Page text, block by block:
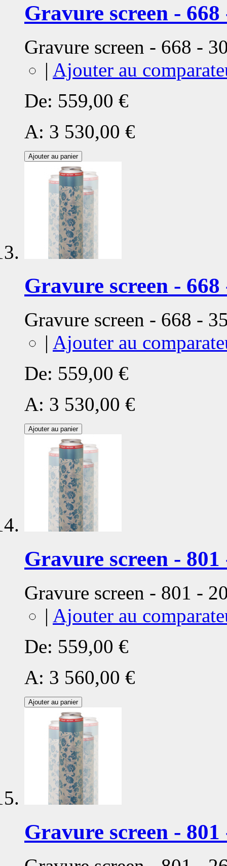
Gravure screen - 668
Gravure screen - 668 -
| Ajouter au
De: 559,00 €
A: 3 530,00 €
Ajouter au panier
Gravure screen - 668
Gravure screen - 668 -
| Ajouter au
De: 559,00 €
A: 3 530,00 €
Ajouter au panier
Gravure screen - 801
Gravure screen - 801 -
| Ajouter au
De: 559,00 €
A: 3 560,00 €
Ajouter au panier
Gravure screen - 801